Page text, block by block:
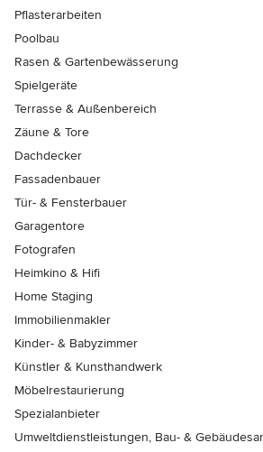
Pflasterarbeiten
Poolbau
Rasen & Gartenbewässerung
Spielgeräte
Terrasse & Außenbereich
Zäune & Tore
Dachdecker
Fassadenbauer
Tür- & Fensterbauer
Garagentore
Fotografen
Heimkino & Hifi
Home Staging
Immobilienmakler
Kinder- & Babyzimmer
Künstler & Kunsthandwerk
Möbelrestaurierung
Spezialanbieter
Umweltdienstleistungen, Bau- &